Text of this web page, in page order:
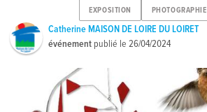
EXPOSITION PHOTOGRAPHIE
Catherine MAISON DE LOIRE DU LOIRET
événement publié le26/04/2024